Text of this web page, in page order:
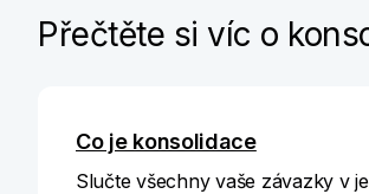
Přečtěte si víc o
Co je konsolidace
Slučte všechny vaše závazky v